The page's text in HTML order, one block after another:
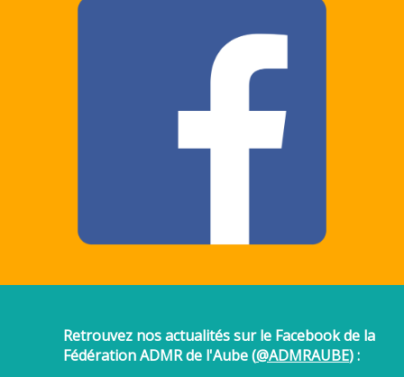
Retrouvez nos actualités sur le Facebook de la
Fédération ADMR de l'Aube (@ADMRAUBE) :